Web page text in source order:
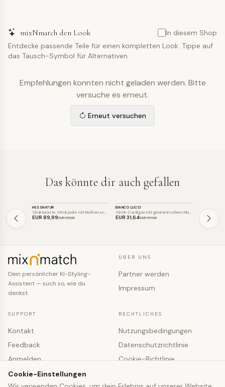
mixNmatch den Look
In diesem Shop
Entdecke passende Teile für einen kompletten Look. Tippe auf
das Tausch-Symbol für Alternativen.
Empfehlungen konnten nicht geladen werden. Bitte
versuche es erneut.
Erneut versuchen
Das könnte dir auch gefallen
SALE
HESSNATUR
Strukturierte Strickjacke mit Reißversc…
EUR 89,99EUR 179,99
SALE
BIANCO LUCCI
Strick-Cardigan mit geometrischem Muster
EUR 31,64EUR 57,53
SALE
EUR 32
Dein persönlicher KI-Styling-
Assistent — such so, wie du
denkst.
ÜBER UNS
Partner werden
Impressum
SUPPORT
Kontakt
Feedback
Anmelden
Registrieren
RECHTLICHES
Nutzungsbedingungen
Datenschutzrichtlinie
Cookie-Richtlinie
Cookie-Einstellungen